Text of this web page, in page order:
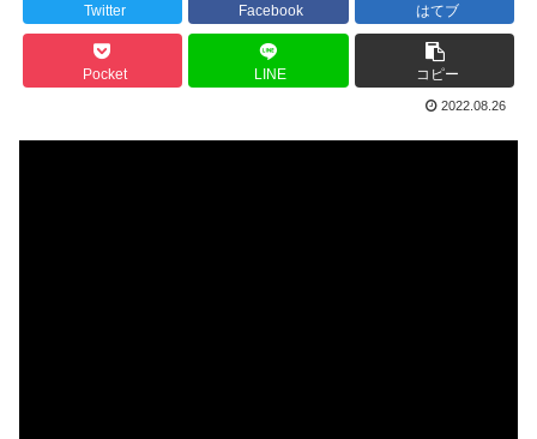
Twitter Facebook はてブ
Pocket LINE コピー
2022.08.26